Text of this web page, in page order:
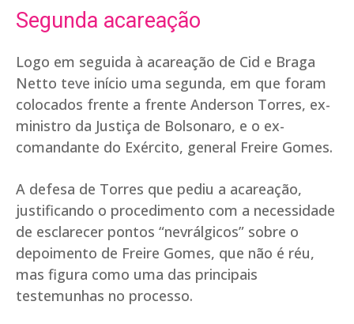
Segunda acareação
Logo em seguida à acareação de Cid e Braga
Netto teve início uma segunda, em que foram
colocados frente a frente Anderson Torres, ex-
ministro da Justiça de Bolsonaro, e o ex-
comandante do Exército, general Freire Gomes.
A defesa de Torres que pediu a acareação,
justificando o procedimento com a necessidade
de esclarecer pontos “nevrálgicos” sobre o
depoimento de Freire Gomes, que não é réu,
mas figura como uma das principais
testemunhas no processo.